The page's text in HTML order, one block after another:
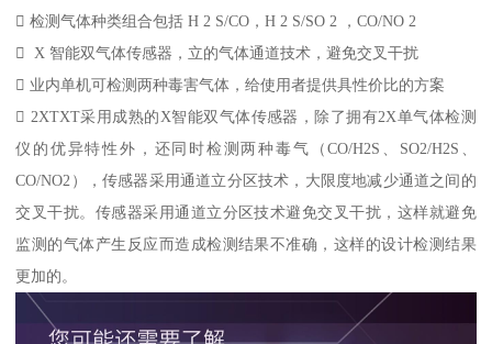
 检测气体种类组合包括 H 2 S/CO，H 2 S/SO 2 ，CO/NO 2
 X 智能双气体传感器，立的气体通道技术，避免交叉干扰
 业内单机可检测两种毒害气体，给使用者提供具性价比的方案
 2XTXT采用成熟的X智能双气体传感器，除了拥有2X单气体检测
仪的优异特性外，还同时检测两种毒气（CO/H2S、SO2/H2S、
CO/NO2），传感器采用通道立分区技术，大限度地减少通道之间的
交叉干扰。传感器采用通道立分区技术避免交叉干扰，这样就避免
监测的气体产生反应而造成检测结果不准确，这样的设计检测结果
更加的。